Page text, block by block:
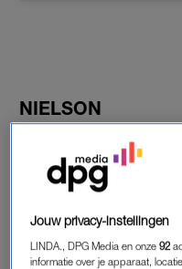
NIELSON
positief terug op een
Jouw privacy-instellingen
LINDA., DPG Media en onze92
informatie over je apparaat,